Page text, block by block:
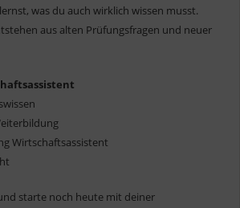
was du auch wirklich wissen musst.
aus alten Prüfungsfragen und neuer
Wirtschaftsassistent
starte noch heute mit deiner